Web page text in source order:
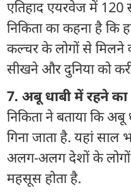
एतिहाद एयरवेज में 120
निकिता का कहना है
कल्चर के लोगों से मिलने
सीखने और दुनिया को
7. अबू धाबी में रहने
निकिता ने बताया कि अबू
गिना जाता है. यहां
अलग-अलग देशों के लोगों
महसूस होता है.